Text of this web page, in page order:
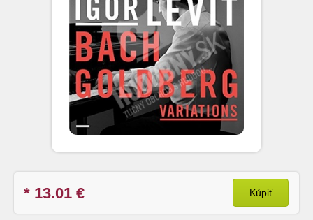
* 13.01 € Kúpiť